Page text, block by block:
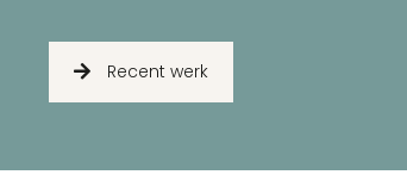
Recent werk